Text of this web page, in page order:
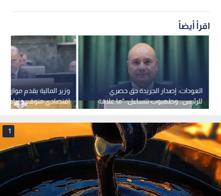
اقرأ أيضاً
اقتصادي متوقع وزيادات
ودعم الخبز والمشاريع
العودات: إصدار الجريدة حق حصري
للرئيس.. وطهبوب تتساءل: "ما علاقة
وزير المالية بالقوانين؟"
1